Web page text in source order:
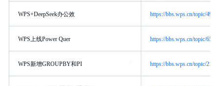
WPS+DeepSeek办公效 https://bbs.wps.cn/topic/
WPS上线Power Quer https://bbs.wps.cn/topic/
WPS新增GROUPBY和PI https://bbs.wps.cn/topic/